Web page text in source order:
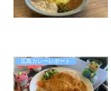
広島カレーレポート